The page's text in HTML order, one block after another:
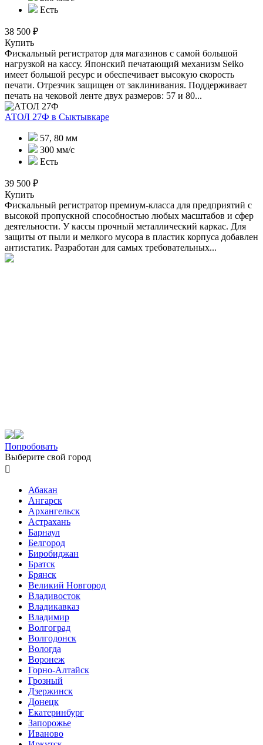
Есть
38 500 ₽
Купить
Фискальный регистратор для магазинов с самой большой
нагрузкой на кассу. Японский печатающий механизм Seiko
имеет большой ресурс и обеспечивает высокую скорость
печати. Отрезчик защищен от заклинивания. Поддерживает
печать на чековой ленте двух размеров: 57 и 80...
АТОЛ 27Ф в Сыктывкаре
57, 80 мм
300 мм/с
Есть
39 500 ₽
Купить
Фискальный регистратор премиум-класса для предприятий с
высокой пропускной способностью любых масштабов и сфер
деятельности. У кассы прочный металлический каркас. Для
защиты от пыли и мелкого мусора в пластик корпуса добавлен
антистатик. Разработан для самых требовательных...
Попробовать
Выберите свой город

Абакан
Ангарск
Архангельск
Астрахань
Барнаул
Белгород
Биробиджан
Братск
Брянск
Великий Новгород
Владивосток
Владикавказ
Владимир
Волгоград
Волгодонск
Вологда
Воронеж
Горно-Алтайск
Грозный
Дзержинск
Донецк
Екатеринбург
Запорожье
Иваново